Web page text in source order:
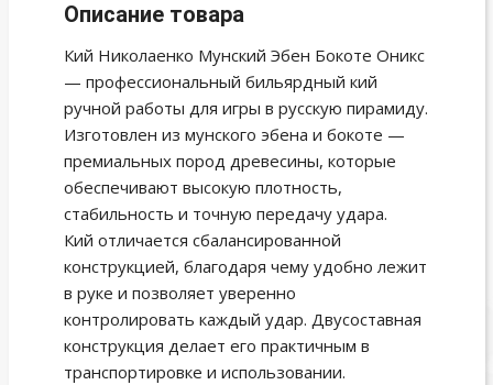
Описание товара
Кий Николаенко Мунский Эбен Бокоте Оникс
— профессиональный бильярдный кий
ручной работы для игры в русскую пирамиду.
Изготовлен из мунского эбена и бокоте —
премиальных пород древесины, которые
обеспечивают высокую плотность,
стабильность и точную передачу удара.
Кий отличается сбалансированной
конструкцией, благодаря чему удобно лежит
в руке и позволяет уверенно
контролировать каждый удар. Двусоставная
конструкция делает его практичным в
транспортировке и использовании.